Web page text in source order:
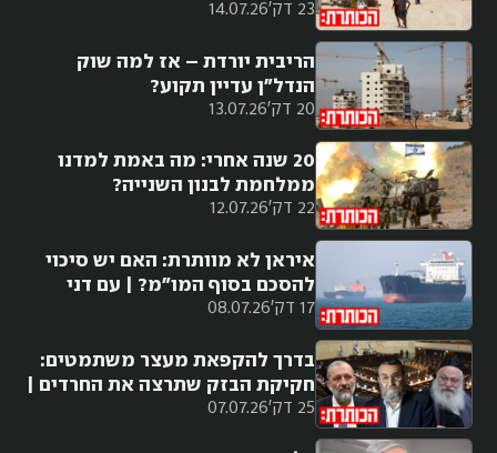
23 דק' 14.07.26
20 דק' 13.07.26
הריבית יורדת – אז למה שוק
הנדל"ן עדיין תקוע?
22 דק' 12.07.26
20 שנה אחרי: מה באמת למדנו
ממלחמת לבנון השנייה?
17 דק' 08.07.26
איראן לא מוותרת: האם יש סיכוי
להסכם בסוף המו"מ? | עם דני
סיטרינוביץ
25 דק' 07.07.26
בדרך להקפאת מעצר משתמטים:
חקיקת הבזק שתרצה את החרדים |
עם שילה פריד